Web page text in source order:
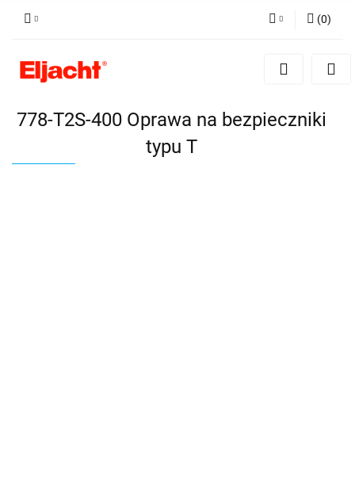
Zaloguj się
(0)
778-T2S-400 Oprawa na bezpieczniki
typu T